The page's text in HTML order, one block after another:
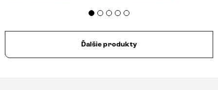
Ďalšie produkty